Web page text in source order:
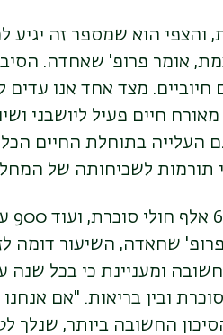
אומר פרופ' שאחדה.
מצד אחד אנו עדים
חיים פעיל ליושבני
העלייה בתוחלת החיים
תורמות לשכיחותה של
שחאדה, השיעור דומה
ובין בריאות. "אם
החשובה ביותר, שנלך